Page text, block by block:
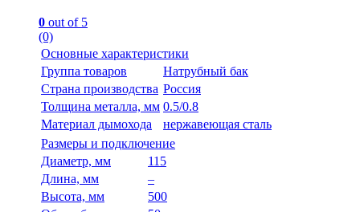
0 out of 5
(0)
Основные характеристики
Группа товаров
Натрубный бак
Страна производства Россия
Толщина металла, мм 0.5/0.8
Материал дымохода
нержавеющая сталь
Размеры и подключение
Диаметр, мм
115
Длина, мм
–
Высота, мм
500